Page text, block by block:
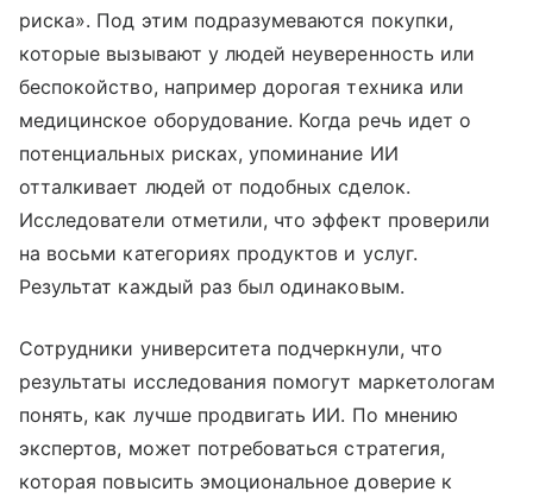
риска». Под этим подразумеваются покупки,
которые вызывают у людей неуверенность или
беспокойство, например дорогая техника или
медицинское оборудование. Когда речь идет о
потенциальных рисках, упоминание ИИ
отталкивает людей от подобных сделок.
Исследователи отметили, что эффект проверили
на восьми категориях продуктов и услуг.
Результат каждый раз был одинаковым.
Сотрудники университета подчеркнули, что
результаты исследования помогут маркетологам
понять, как лучше продвигать ИИ. По мнению
экспертов, может потребоваться стратегия,
которая повысить эмоциональное доверие к